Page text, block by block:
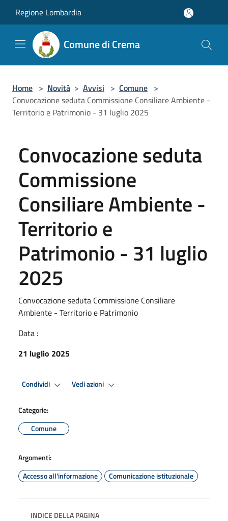
Regione Lombardia
Comune di Crema
Home > Novità > Avvisi > Comune >
Convocazione seduta Commissione Consiliare Ambiente -
Territorio e Patrimonio - 31 luglio 2025
Convocazione seduta
Commissione
Consiliare Ambiente -
Territorio e
Patrimonio - 31 luglio
2025
Convocazione seduta Commissione Consiliare
Ambiente - Territorio e Patrimonio
Data :
21 luglio 2025
Condividi Vedi azioni
Categorie:
Comune
Argomenti:
Accesso all'informazione
Comunicazione istituzionale
INDICE DELLA PAGINA